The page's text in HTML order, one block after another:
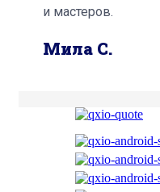
и мастеров.
Мила С.